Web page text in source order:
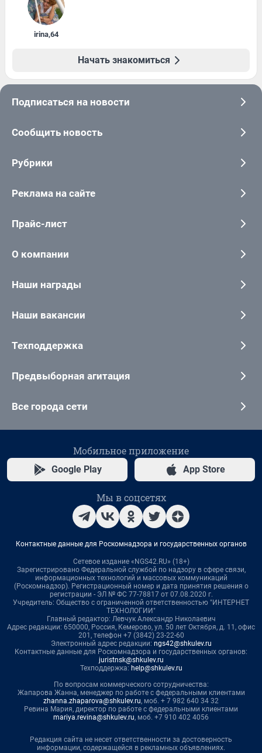
irina,64
Начать знакомиться
Подписаться на новости
Сообщить новость
Рубрики
Реклама на сайте
Прайс-лист
О компании
Наши награды
Наши вакансии
Техподдержка
Предвыборная агитация
Все города сети
Мобильное приложение
Google Play App Store
Мы в соцсетях
Контактные данные для Роскомнадзора и государственных органов
Сетевое издание «NGS42.RU» (18+)
Зарегистрировано Федеральной службой по надзору в сфере связи,
информационных технологий и массовых коммуникаций
(Роскомнадзор). Регистрационный номер и дата принятия решения о
регистрации - ЭЛ № ФС 77-78817 от 07.08.2020 г.
Учредитель: Общество с ограниченной ответственностью "ИНТЕРНЕТ
ТЕХНОЛОГИИ"
Главный редактор: Левчук Александр Николаевич
Адрес редакции: 650000, Россия, Кемерово, ул. 50 лет Октября, д. 11, офис
201, телефон +7 (3842) 23-22-60
Электронный адрес редакции: ngs42@shkulev.ru
Контактные данные для Роскомнадзора и государственных органов:
juristnsk@shkulev.ru
Техподдержка: help@shkulev.ru
По вопросам коммерческого сотрудничества:
Жапарова Жанна, менеджер по работе с федеральными клиентами
zhanna.zhaparova@shkulev.ru, моб. + 7 982 640 34 32
Ревина Мария, директор по работе с федеральными клиентами
mariya.revina@shkulev.ru, моб. +7 910 402 4056
Редакция сайта не несет ответственности за достоверность
информации, содержащейся в рекламных объявлениях.